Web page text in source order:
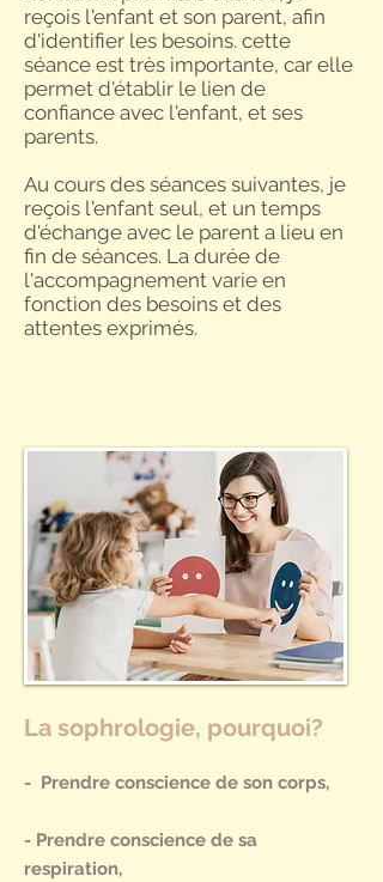
reçois l'enfant et son parent, afin
d'identifier les besoins. cette
séance est très importante, car elle
permet d'établir le lien de
confiance avec l'enfant, et ses
parents.
Au cours des séances suivantes, je
reçois l'enfant seul, et un temps
d'échange avec le parent a lieu en
fin de séances. La durée de
l'accompagnement varie en
fonction des besoins et des
attentes exprimés.
La sophrologie, pourquoi?
- Prendre conscience de son corps,
- Prendre conscience de sa
respiration,